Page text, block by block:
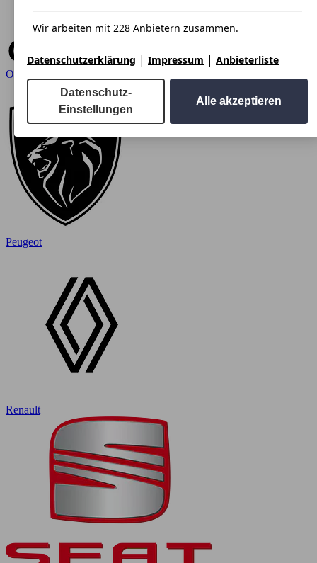
Opel
Peugeot
Renault
Wir arbeiten mit 228 Anbietern zusammen.
Datenschutzerklärung | Impressum | Anbieterliste
Datenschutz-
Einstellungen
Alle akzeptieren